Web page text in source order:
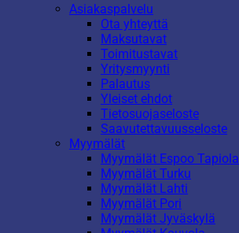
Asiakaspalvelu
Ota yhteyttä
Maksutavat
Toimitustavat
Yritysmyynti
Palautus
Yleiset ehdot
Tietosuojaseloste
Saavutettavuusseloste
Myymälät
Myymälät Espoo Tapiola
Myymälät Turku
Myymälät Lahti
Myymälät Pori
Myymälät Jyväskylä